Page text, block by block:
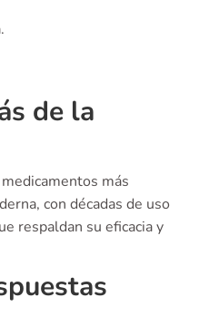
de la
más
con décadas de uso
respaldan su eficacia y